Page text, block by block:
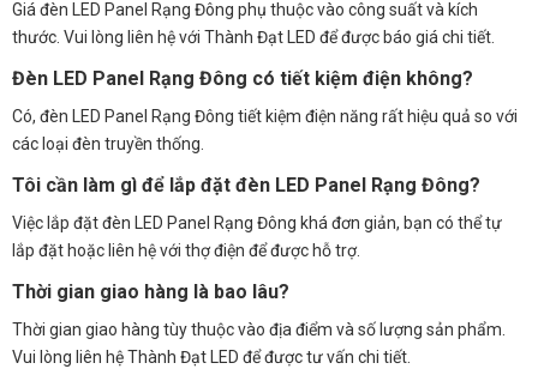
Giá đèn LED Panel Rạng Đông phụ thuộc vào công suất và kích
thước. Vui lòng liên hệ với Thành Đạt LED để được báo giá chi tiết.
Đèn LED Panel Rạng Đông có tiết kiệm điện không?
Có, đèn LED Panel Rạng Đông tiết kiệm điện năng rất hiệu quả so với
các loại đèn truyền thống.
Tôi cần làm gì để lắp đặt đèn LED Panel Rạng Đông?
Việc lắp đặt đèn LED Panel Rạng Đông khá đơn giản, bạn có thể tự
lắp đặt hoặc liên hệ với thợ điện để được hỗ trợ.
Thời gian giao hàng là bao lâu?
Thời gian giao hàng tùy thuộc vào địa điểm và số lượng sản phẩm.
Vui lòng liên hệ Thành Đạt LED để được tư vấn chi tiết.